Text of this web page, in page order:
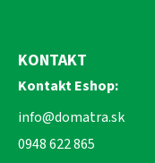
KONTAKT
Kontakt Eshop:
info@domatra.sk
0948 622 865